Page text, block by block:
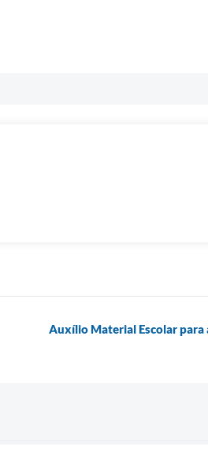
Auxílio Material Escolar para